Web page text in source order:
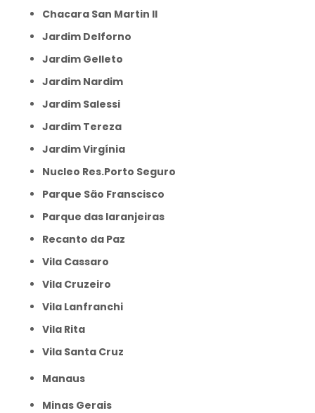
Chacara San Martin II
Jardim Delforno
Jardim Gelleto
Jardim Nardim
Jardim Salessi
Jardim Tereza
Jardim Virgínia
Nucleo Res.Porto Seguro
Parque São Franscisco
Parque das laranjeiras
Recanto da Paz
Vila Cassaro
Vila Cruzeiro
Vila Lanfranchi
Vila Rita
Vila Santa Cruz
Manaus
Minas Gerais